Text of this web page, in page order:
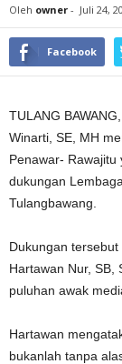
Oleh owner - Juli 24,
Facebook
TULANG
Winarti, SE, MH
Penawar-
dukungan
Tulangbawang.
Dukungan tersebut
Hartawan Nur, SB,
puluhan awak
Hartawan
bukanlah tanpa